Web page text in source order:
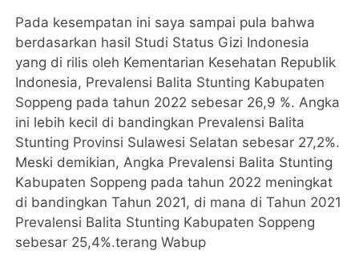
Pada kesempatan ini saya sampai pula bahwa
berdasarkan hasil Studi Status Gizi Indonesia
yang di rilis oleh Kementarian Kesehatan Republik
Indonesia, Prevalensi Balita Stunting Kabupaten
Soppeng pada tahun 2022 sebesar 26,9 %. Angka
ini lebih kecil di bandingkan Prevalensi Balita
Stunting Provinsi Sulawesi Selatan sebesar 27,2%.
Meski demikian, Angka Prevalensi Balita Stunting
Kabupaten Soppeng pada tahun 2022 meningkat
di bandingkan Tahun 2021, di mana di Tahun 2021
Prevalensi Balita Stunting Kabupaten Soppeng
sebesar 25,4%.terang Wabup